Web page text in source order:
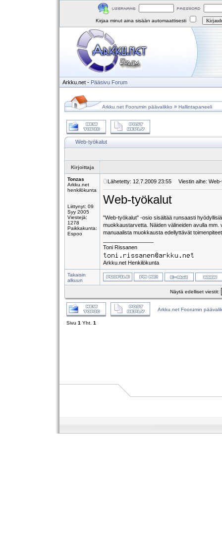
Kirjaa minut aina sisään automaattisesti
Arkku.net - Pääsivu Forum
Arkku.net Foorumin päävalikko » Hallintapaneeli
Web-työkalut
Kirjoittaja
Tonzas
Arkku.net
henkilökunta
Liittynyt: 09
Syy 2005
Viestejä:
1278
Paikkakunta:
Espoo
Lähetetty: 12.7.2009 23:55 Viestin aihe:
Web-työkalut
"Web-työkalut" -osio sisältää runsaasti
muokkaustarvetta. Näiden välineiden avulla
manuaalista muokkausta edellyttävät
Toni Rissanen
Arkku.net Henkilökunta
Takaisin
alkuun
Näytä edelliset viestit:
Arkku.net Foorumin
Sivu 1 Yht. 1